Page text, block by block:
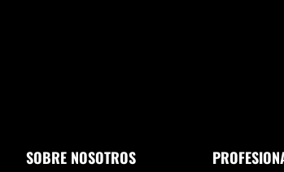
SOBRE NOSOTROS